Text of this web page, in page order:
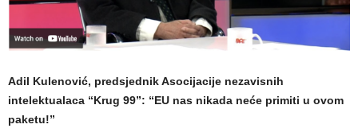
Adil Kulenović, predsjednik Asocijacije nezavisnih
intelektualaca “Krug 99”: “EU nas nikada neće primiti u ovom
paketu!”